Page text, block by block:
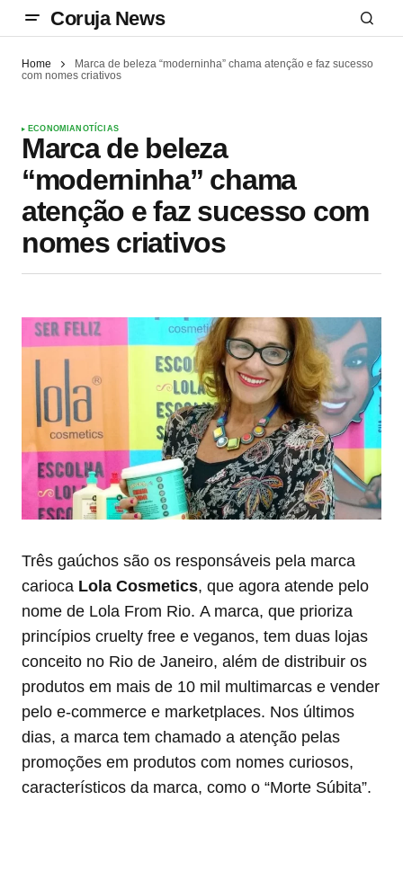
Coruja News
Home
Marca de beleza “moderninha” chama atenção e faz sucesso
com nomes criativos
ECONOMIANOTÍCIAS
Marca de beleza
“moderninha” chama
atenção e faz sucesso com
nomes criativos
Três gaúchos são os responsáveis pela marca
carioca Lola Cosmetics, que agora atende pelo
nome de Lola From Rio. A marca, que prioriza
princípios cruelty free e veganos, tem duas lojas
conceito no Rio de Janeiro, além de distribuir os
produtos em mais de 10 mil multimarcas e vender
pelo e-commerce e marketplaces. Nos últimos
dias, a marca tem chamado a atenção pelas
promoções em produtos com nomes curiosos,
característicos da marca, como o “Morte Súbita”.